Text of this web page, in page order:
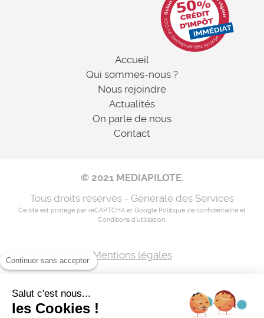
Accueil
Qui sommes-nous ?
Nous rejoindre
Actualités
On parle de nous
Contact
© 2021 MEDIAPILOTE.
Tous droits réservés - Générale des Services
Ce site est protégé par reCAPTCHA et Google Politique de confidentialité et
Conditions d'utilisation.
Mentions légales
Continuer sans accepter
Salut c'est nous...
les Cookies !